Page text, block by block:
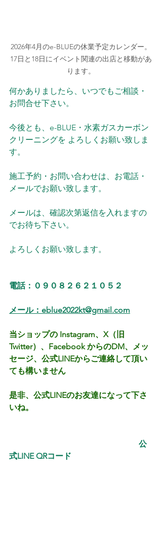
2026年4月のe-BLUEの休業予定カレンダー。
17日と18日にイベント関連の出店と移動があ
ります。
何かありましたら、いつでもご相談・
お問合せ下さい。
今後とも、e-BLUE・水素ガスカーボン
クリーニングを よろしくお願い致しま
す。
施工予約・お問い合わせは、お電話・
メールでお願い致します。
メールは、確認次第返信を入れますの
でお待ち下さい。
よろしくお願い致します。
電話：０９０８２６２１０５２
メール：eblue2022kt@gmail.com
当ショップの Instagram、X（旧
Twitter）、Facebook からのDM、メッ
セージ、公式LINEからご連絡して頂い
ても構いません
是非、公式LINEのお友達になって下さ
いね。
公
式LINE QRコード